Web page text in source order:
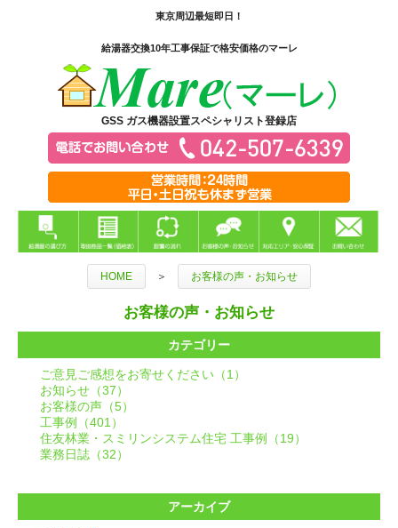
東京周辺最短即日！
給湯器交換10年工事保証で格安価格のマーレ
GSS ガス機器設置スペシャリスト登録店
HOME ＞ お客様の声・お知らせ
お客様の声・お知らせ
カテゴリー
ご意見ご感想をお寄せください（1）
お知らせ（37）
お客様の声（5）
工事例（401）
住友林業・スミリンシステム住宅 工事例（19）
業務日誌（32）
アーカイブ